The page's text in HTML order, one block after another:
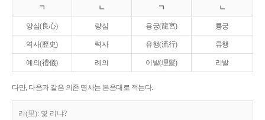
ㄱ ㄴ ㄱ ㄴ
양심(良心) 량심 용궁(龍宮) 룡궁
역사(歷史) 력사 유행(流行) 류행
예의(禮儀) 례의 이발(理髮) 리발
다만, 다음과 같은 의존 명사는 본음대로 적는다.
리(里): 몇 리냐?